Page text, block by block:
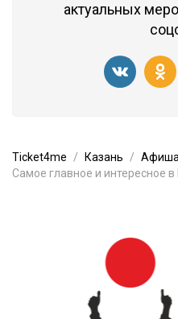
актуальных
Ticket4me Казань Афиша
Самое главное и интересное в